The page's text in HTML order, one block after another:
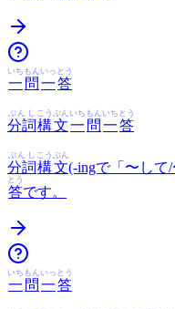
一
いち
問
もん
一
いっ
答
とう
分詞
ぶんし
構文
こうぶん
一
いち
問
もん
一
いち
答
とう
分詞
ぶんし
構文
こうぶん
(-ingで「〜して
答
とう
です。
一
いち
問
もん
一
いっ
答
とう